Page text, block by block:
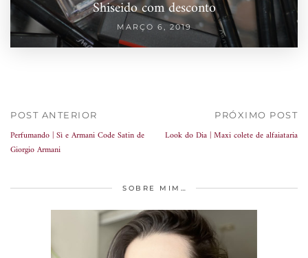
Shiseido com desconto
MARÇO 6, 2019
POST ANTERIOR
Perfumando | Sì e Armani Code Satin de
Giorgio Armani
PRÓXIMO POST
Look do Dia | Maxi colete de alfaiataria
SOBRE MIM…